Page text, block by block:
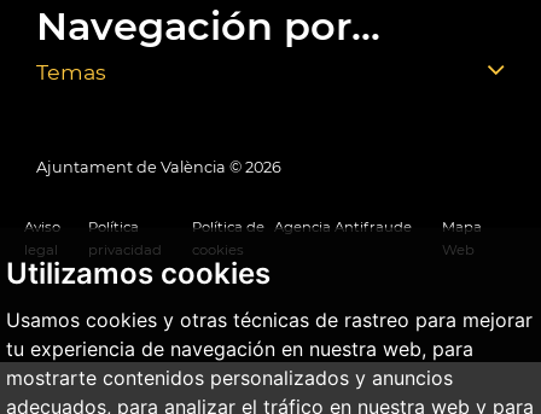
Utilizamos cookies
Usamos cookies y otras técnicas de rastreo para mejorar
tu experiencia de navegación en nuestra web, para
mostrarte contenidos personalizados y anuncios
adecuados, para analizar el tráfico en nuestra web y para
Navegación por...
Temas
Ajuntament de València © 2026
Aviso
legal
Política
privacidad
Política de
cookies
Agencia Antifraude
Mapa
Web